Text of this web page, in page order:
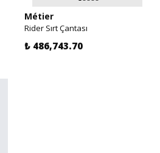
Métier
Rider Sırt Çantası
₺ 486,743.70